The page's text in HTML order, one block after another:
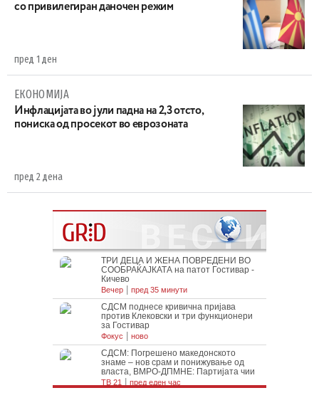
со привилегиран даночен режим
пред 1 ден
ЕКОНОМИЈА
Инфлацијата во јули падна на 2,3 отсто,
пониска од просекот во еврозоната
пред 2 дена